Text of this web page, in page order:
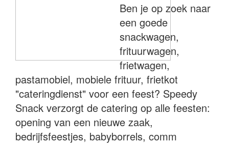
Ben je op zoek naar
een goede
snackwagen,
frituurwagen,
frietwagen,
pastamobiel, mobiele frituur, frietkot
"cateringdienst" voor een feest? Speedy
Snack verzorgt de catering op alle feesten:
opening van een nieuwe zaak,
bedrijfsfeestjes, babyborrels, comm